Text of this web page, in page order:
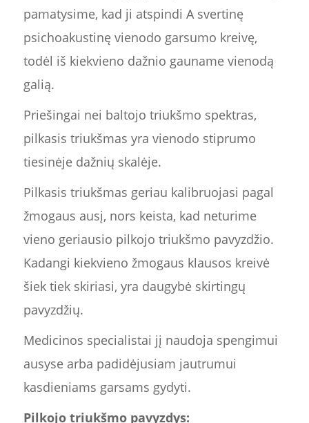
pamatysime, kad ji atspindi A svertinę
psichoakustinę vienodo garsumo kreivę,
todėl iš kiekvieno dažnio gauname vienodą
galią.
Priešingai nei baltojo triukšmo spektras,
pilkasis triukšmas yra vienodo stiprumo
tiesinėje dažnių skalėje.
Pilkasis triukšmas geriau kalibruojasi pagal
žmogaus ausį, nors keista, kad neturime
vieno geriausio pilkojo triukšmo pavyzdžio.
Kadangi kiekvieno žmogaus klausos kreivė
šiek tiek skiriasi, yra daugybė skirtingų
pavyzdžių.
Medicinos specialistai jį naudoja spengimui
ausyse arba padidėjusiam jautrumui
kasdieniams garsams gydyti.
Pilkojo triukšmo pavyzdys: